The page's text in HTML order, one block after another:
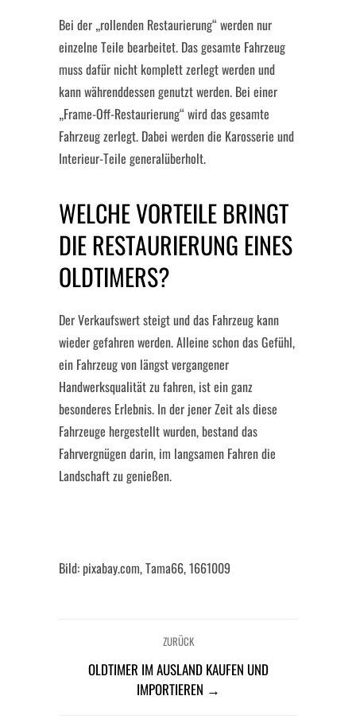
Bei der „rollenden Restaurierung“ werden nur
einzelne Teile bearbeitet. Das gesamte Fahrzeug
muss dafür nicht komplett zerlegt werden und
kann währenddessen genutzt werden. Bei einer
„Frame-Off-Restaurierung“ wird das gesamte
Fahrzeug zerlegt. Dabei werden die Karosserie und
Interieur-Teile generalüberholt.
WELCHE VORTEILE BRINGT
DIE RESTAURIERUNG EINES
OLDTIMERS?
Der Verkaufswert steigt und das Fahrzeug kann
wieder gefahren werden. Alleine schon das Gefühl,
ein Fahrzeug von längst vergangener
Handwerksqualität zu fahren, ist ein ganz
besonderes Erlebnis. In der jener Zeit als diese
Fahrzeuge hergestellt wurden, bestand das
Fahrvergnügen darin, im langsamen Fahren die
Landschaft zu genießen.
Bild: pixabay.com, Tama66, 1661009
ZURÜCK
OLDTIMER IM AUSLAND KAUFEN UND
IMPORTIEREN →